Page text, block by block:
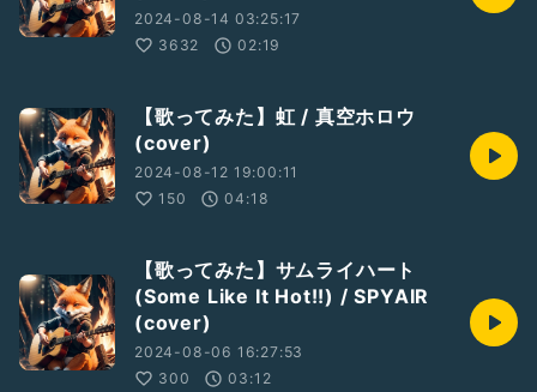
2024-08-14 03:25:17
3632
02:19
【歌ってみた】虹 / 真空ホロウ
(cover)
2024-08-12 19:00:11
150
04:18
【歌ってみた】サムライハート
(Some Like It Hot!!) / SPYAIR
(cover)
2024-08-06 16:27:53
300
03:12